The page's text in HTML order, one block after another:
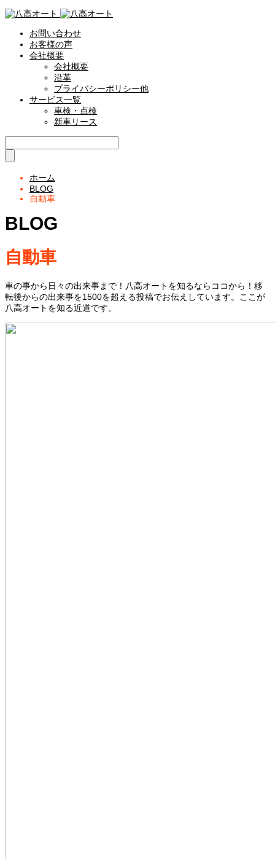
お問い合わせ
お客様の声
会社概要
会社概要
沿革
プライバシーポリシー他
サービス一覧
車検・点検
新車リース
ホーム
BLOG
自動車
BLOG
自動車
車の事から日々の出来事まで！八高オートを知るならココから！移
転後からの出来事を1500を超える投稿でお伝えしています。ここが
八高オートを知る近道です。